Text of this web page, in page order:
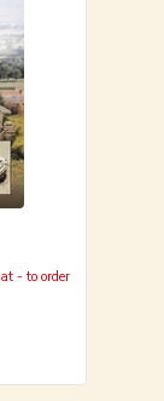
- to order